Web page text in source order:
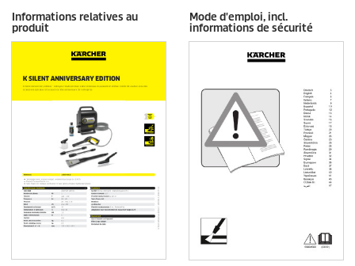
Informations relatives au
produit
Mode d'emploi, incl.
informations de sécurité